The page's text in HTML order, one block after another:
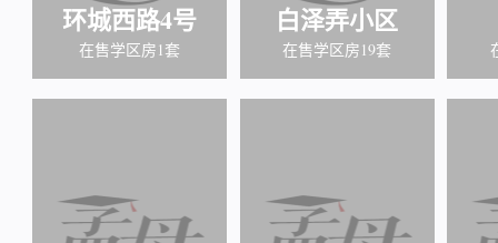
环城西路4号
在售学区房1套
白泽弄小区
在售学区房19套